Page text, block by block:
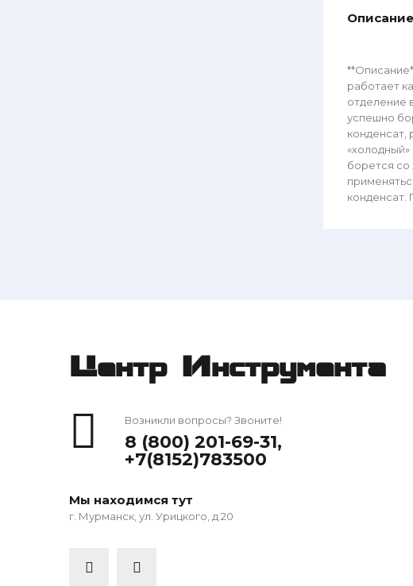
Описание
работает
отделение
успешно
конденсат,
борется со
конденсат.
Центр Инструмента
Возникли вопросы? Звоните!
8 (800) 201-69-31,
+7(8152)783500
Мы находимся тут
г. Мурманск, ул. Урицкого, д 20